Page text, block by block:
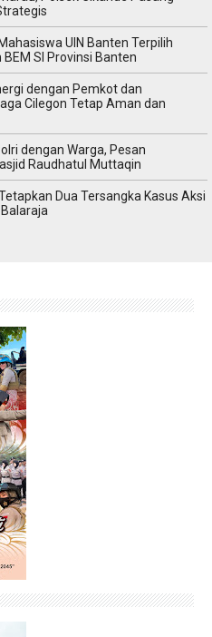
UIN Banten Terpilih
SI Provinsi Banten
dengan Pemkot dan
Cilegon Tetap Aman dan
dengan Warga, Pesan
Raudhatul Muttaqin
Dua Tersangka Kasus Aksi